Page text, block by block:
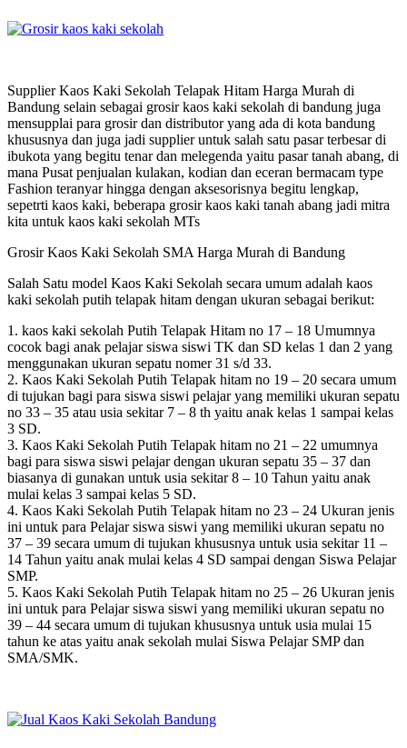
Supplier Kaos Kaki Sekolah Telapak Hitam Harga Murah di
Bandung selain sebagai grosir kaos kaki sekolah di bandung juga
mensupplai para grosir dan distributor yang ada di kota bandung
khususnya dan juga jadi supplier untuk salah satu pasar terbesar di
ibukota yang begitu tenar dan melegenda yaitu pasar tanah abang, di
mana Pusat penjualan kulakan, kodian dan eceran bermacam type
Fashion teranyar hingga dengan aksesorisnya begitu lengkap,
sepetrti kaos kaki, beberapa grosir kaos kaki tanah abang jadi mitra
kita untuk kaos kaki sekolah MTs
Grosir Kaos Kaki Sekolah SMA Harga Murah di Bandung
Salah Satu model Kaos Kaki Sekolah secara umum adalah kaos
kaki sekolah putih telapak hitam dengan ukuran sebagai berikut:
1. kaos kaki sekolah Putih Telapak Hitam no 17 – 18 Umumnya
cocok bagi anak pelajar siswa siswi TK dan SD kelas 1 dan 2 yang
menggunakan ukuran sepatu nomer 31 s/d 33.
2. Kaos Kaki Sekolah Putih Telapak hitam no 19 – 20 secara umum
di tujukan bagi para siswa siswi pelajar yang memiliki ukuran sepatu
no 33 – 35 atau usia sekitar 7 – 8 th yaitu anak kelas 1 sampai kelas
3 SD.
3. Kaos Kaki Sekolah Putih Telapak hitam no 21 – 22 umumnya
bagi para siswa siswi pelajar dengan ukuran sepatu 35 – 37 dan
biasanya di gunakan untuk usia sekitar 8 – 10 Tahun yaitu anak
mulai kelas 3 sampai kelas 5 SD.
4. Kaos Kaki Sekolah Putih Telapak hitam no 23 – 24 Ukuran jenis
ini untuk para Pelajar siswa siswi yang memiliki ukuran sepatu no
37 – 39 secara umum di tujukan khususnya untuk usia sekitar 11 –
14 Tahun yaitu anak mulai kelas 4 SD sampai dengan Siswa Pelajar
SMP.
5. Kaos Kaki Sekolah Putih Telapak hitam no 25 – 26 Ukuran jenis
ini untuk para Pelajar siswa siswi yang memiliki ukuran sepatu no
39 – 44 secara umum di tujukan khususnya untuk usia mulai 15
tahun ke atas yaitu anak sekolah mulai Siswa Pelajar SMP dan
SMA/SMK.